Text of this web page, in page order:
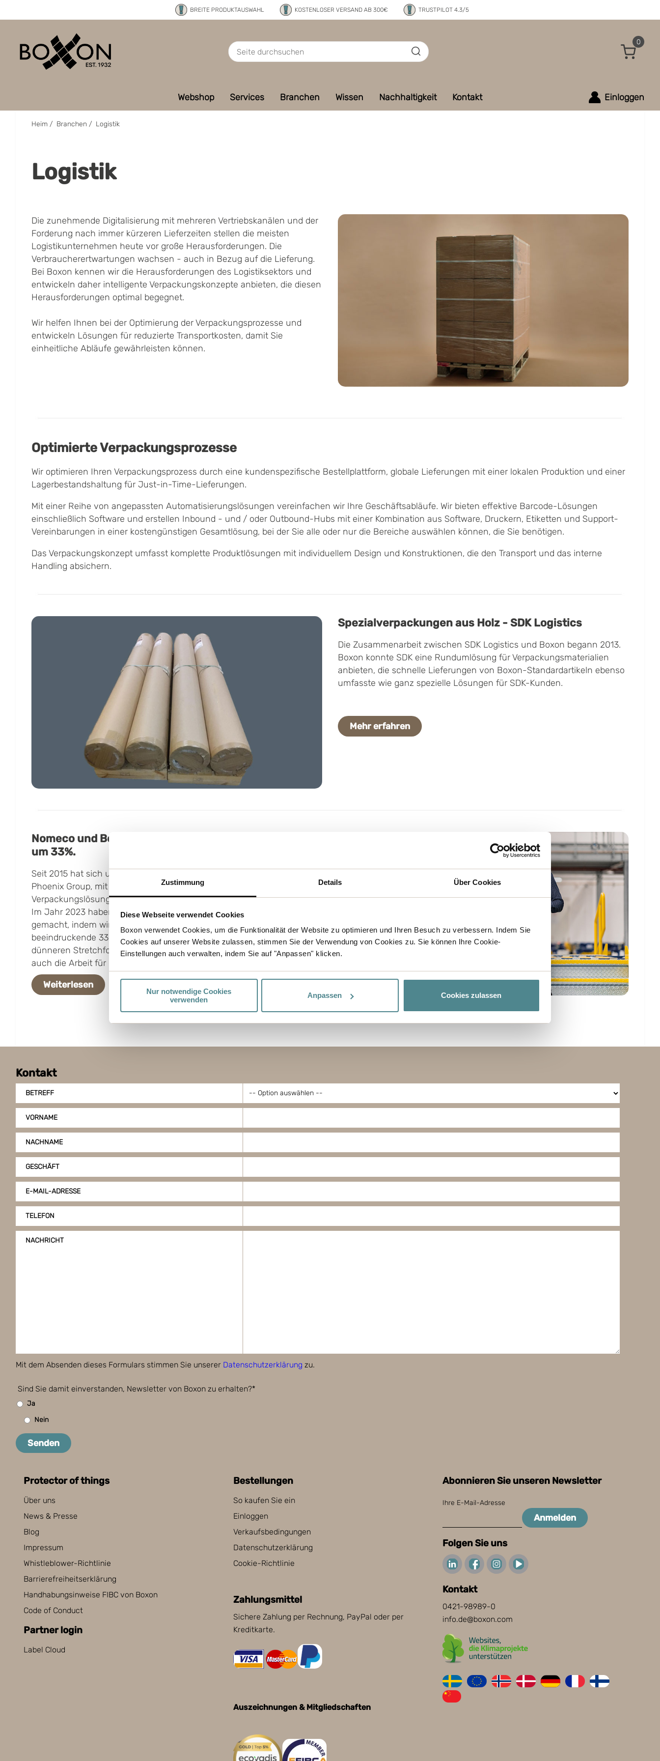
Zustimmung Details Über Cookies
Diese Webseite verwendet Cookies
Boxon verwendet Cookies, um die Funktionalität der Website zu optimieren und Ihren Besuch zu verbessern. Indem Sie
Cookies auf unserer Website zulassen, stimmen Sie der Verwendung von Cookies zu. Sie können Ihre Cookie-
Einstellungen auch verwalten, indem Sie auf "Anpassen" klicken.
Nur notwendige Cookies
verwenden
Anpassen Cookies zulassen
BREITE PRODUKTAUSWAHL KOSTENLOSER VERSAND AB 300€ TRUSTPILOT 4.3/5
0
Webshop Services Branchen Wissen Nachhaltigkeit Kontakt Einloggen
Heim / Branchen / Logistik
Logistik
Die zunehmende Digitalisierung mit mehreren Vertriebskanälen und der
Forderung nach immer kürzeren Lieferzeiten stellen die meisten
Logistikunternehmen heute vor große Herausforderungen. Die
Verbraucherertwartungen wachsen - auch in Bezug auf die Lieferung.
Bei Boxon kennen wir die Herausforderungen des Logistiksektors und
entwickeln daher intelligente Verpackungskonzepte anbieten, die diesen
Herausforderungen optimal begegnet.
Wir helfen Ihnen bei der Optimierung der Verpackungsprozesse und
entwickeln Lösungen für reduzierte Transportkosten, damit Sie
einheitliche Abläufe gewährleisten können.
Optimierte Verpackungsprozesse
Wir optimieren Ihren Verpackungsprozess durch eine kundenspezifische Bestellplattform, globale Lieferungen mit einer lokalen Produktion und einer
Lagerbestandshaltung für Just-in-Time-Lieferungen.
Mit einer Reihe von angepassten Automatisierungslösungen vereinfachen wir Ihre Geschäftsabläufe. Wir bieten effektive Barcode-Lösungen
einschließlich Software und erstellen Inbound - und / oder Outbound-Hubs mit einer Kombination aus Software, Druckern, Etiketten und Support-
Vereinbarungen in einer kostengünstigen Gesamtlösung, bei der Sie alle oder nur die Bereiche auswählen können, die Sie benötigen.
Das Verpackungskonzept umfasst komplette Produktlösungen mit individuellem Design und Konstruktionen, die den Transport und das interne
Handling absichern.
Spezialverpackungen aus Holz - SDK Logistics
Die Zusammenarbeit zwischen SDK Logistics und Boxon begann 2013.
Boxon konnte SDK eine Rundumlösung für Verpackungsmaterialien
anbieten, die schnelle Lieferungen von Boxon-Standardartikeln ebenso
umfasste wie ganz spezielle Lösungen für SDK-Kunden.
Mehr erfahren
Nomeco und Boxon reduzieren den Plastikverbrauch
um 33%.
Seit 2015 hat sich unsere Partnerschaft mit Nomeco, einem Teil der
Phoenix Group, mit einem gemeinsamen Ziel vertieft: nachhaltige
Verpackungslösungen zu schaffen, die die Umweltbelastung verringern.
Im Jahr 2023 haben wir einen weiteren Schritt in die richtige Richtung
gemacht, indem wir den Plastikverbrauch und die CO2-Emissionen um
beeindruckende 33% reduziert haben. Durch den Wechsel zu einer
dünneren Stretchfolie haben wir nicht nur Ressourcen gespart, sondern
auch die Arbeit für das Team von Nomeco effizienter gestaltet.
Weiterlesen
Kontakt
BETREFF
VORNAME
NACHNAME
GESCHÄFT
E-MAIL-ADRESSE
TELEFON
NACHRICHT
Mit dem Absenden dieses Formulars stimmen Sie unserer Datenschutzerklärung zu.
Sind Sie damit einverstanden, Newsletter von Boxon zu erhalten?*
Ja
Nein
Senden
Protector of things
Über uns
News & Presse
Blog
Impressum
Whistleblower-Richtlinie
Barrierefreiheitserklärung
Handhabungsinweise FIBC von Boxon
Code of Conduct
Partner login
Label Cloud
Bestellungen
So kaufen Sie ein
Einloggen
Verkaufsbedingungen
Datenschutzerklärung
Cookie-Richtlinie
Zahlungsmittel
Sichere Zahlung per Rechnung, PayPal oder per
Kreditkarte.
Auszeichnungen & Mitgliedschaften
Abonnieren Sie unseren Newsletter
Ihre E-Mail-Adresse
Anmelden
Folgen Sie uns
Kontakt
0421-98989-0
info.de@boxon.com